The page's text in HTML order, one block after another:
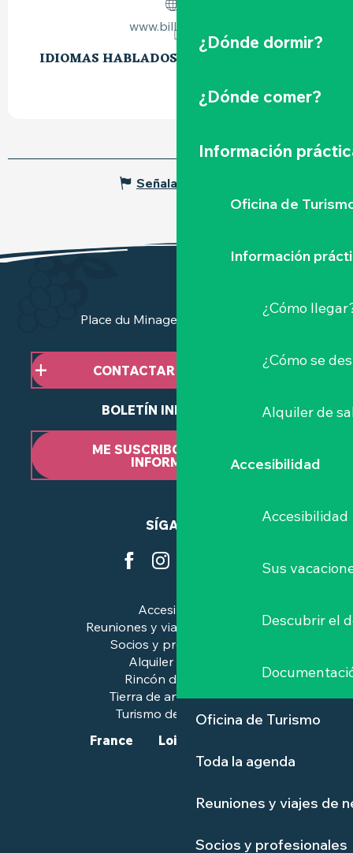
¿Dónde dormir?
¿Dónde comer?
Información
Oficina de
Información
¿Cómo
¿Cómo se
Alquiler de
Accesibilidad
Accesibilidad
Sus
Descubrir el
Oficina de Turismo
Toda la agenda
Reuniones y viajes de
Socios y profesionales
www.billetweb.fr
IDIOMAS HABLADOS
IDIOMAS HABLADOS
Señalar un error
Place du Minage - 44190 Clisson
CONTACTAR CON NOSOTROS
BOLETÍN INFORMATIVO
ME SUSCRIBO AL BOLETÍN
INFORMATIVO
SÍGANOS
Accesibilidad
Reuniones y viajes de negocios
Socios y profesionales
Alquiler de salas
Rincón de prensa
Tierra de arte e historia
Turismo de calidad™.
France
Loire-Atlantique